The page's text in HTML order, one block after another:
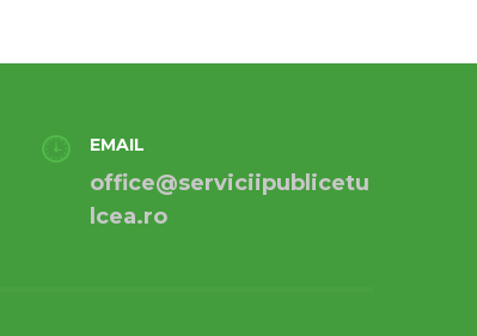
EMAIL
office@serviciipublicetu
lcea.ro